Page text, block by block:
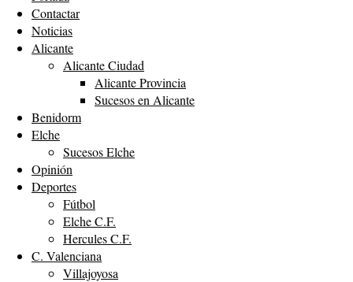
Contactar
Noticias
Alicante
Alicante Ciudad
Alicante Provincia
Sucesos en Alicante
Benidorm
Elche
Sucesos Elche
Opinión
Deportes
Fútbol
Elche C.F.
Hercules C.F.
C. Valenciana
Villajoyosa